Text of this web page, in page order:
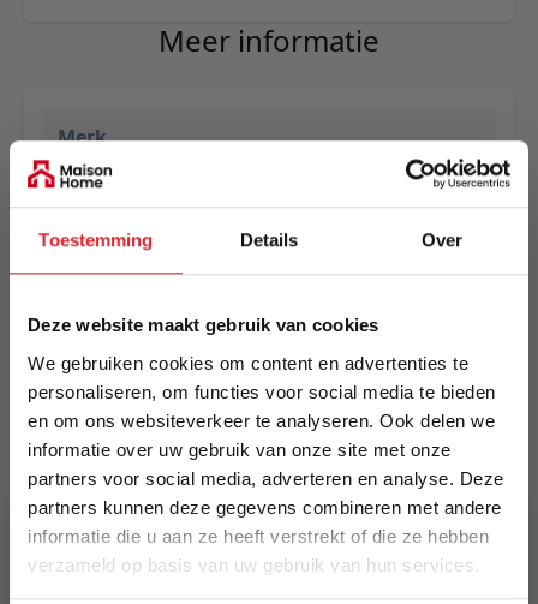
Toestemming Details Over
Deze website maakt gebruik van cookies
We gebruiken cookies om content en advertenties te
personaliseren, om functies voor social media te bieden
en om ons websiteverkeer te analyseren. Ook delen we
informatie over uw gebruik van onze site met onze
partners voor social media, adverteren en analyse. Deze
partners kunnen deze gegevens combineren met andere
informatie die u aan ze heeft verstrekt of die ze hebben
verzameld op basis van uw gebruik van hun services.
Meer informatie
Merk
Eurogros
5414452779875
Prijs
Levertijd
Informeer naar de actuele levertijd
Kleur
4656